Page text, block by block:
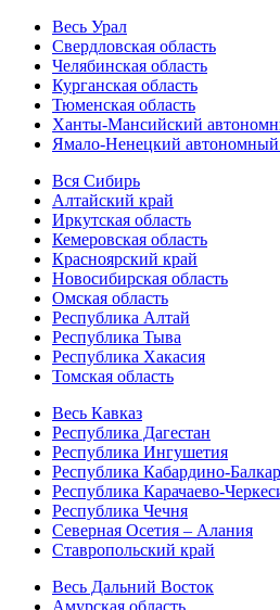
Весь Урал
Свердловская область
Челябинская область
Курганская область
Тюменская область
Ханты-Мансийский
Ямало-Ненецкий автономный
Вся Сибирь
Алтайский край
Иркутская область
Кемеровская область
Красноярский край
Новосибирская область
Омская область
Республика Алтай
Республика Тыва
Республика Хакасия
Томская область
Весь Кавказ
Республика Дагестан
Республика Ингушетия
Республика Кабардино-
Республика Карачаево-
Республика Чечня
Северная Осетия – Алания
Ставропольский край
Весь Дальний Восток
Амурская область